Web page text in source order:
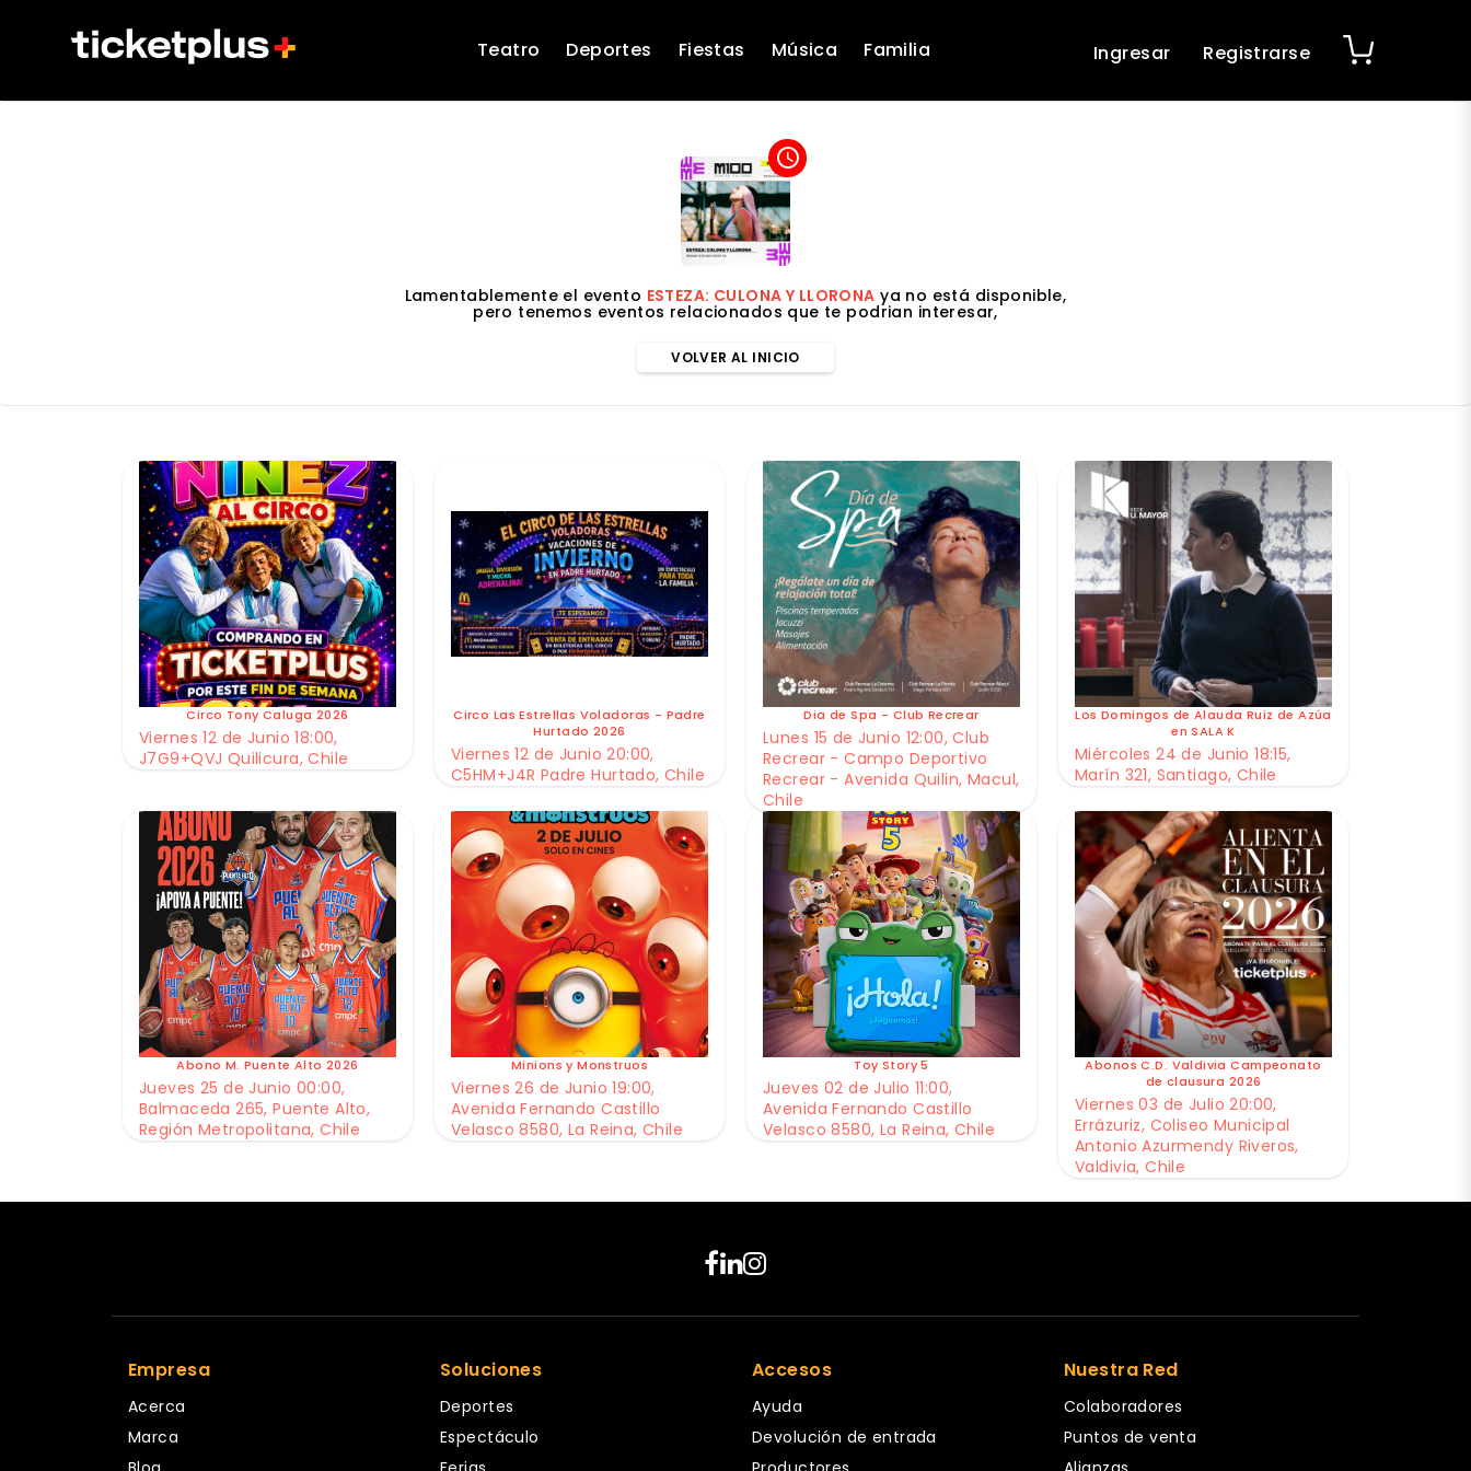
Teatro Deportes Fiestas Música Familia Ingresar Registrarse
access_time
Lamentablemente el evento ESTEZA: CULONA Y LLORONA ya no está disponible,
pero tenemos eventos relacionados que te podrian interesar,
VOLVER AL INICIO
Circo Tony Caluga 2026
Viernes 12 de Junio 18:00,
J7G9+QVJ Quilicura, Chile
Circo Las Estrellas Voladoras - Padre
Hurtado 2026
Viernes 12 de Junio 20:00,
C5HM+J4R Padre Hurtado, Chile
Dia de Spa - Club Recrear
Lunes 15 de Junio 12:00, Club
Recrear - Campo Deportivo
Recrear - Avenida Quilin, Macul,
Chile
Los Domingos de Alauda Ruiz de Azúa
en SALA K
Miércoles 24 de Junio 18:15,
Marín 321, Santiago, Chile
Abono M. Puente Alto 2026
Jueves 25 de Junio 00:00,
Balmaceda 265, Puente Alto,
Región Metropolitana, Chile
Minions y Monstruos
Viernes 26 de Junio 19:00,
Avenida Fernando Castillo
Velasco 8580, La Reina, Chile
Toy Story 5
Jueves 02 de Julio 11:00,
Avenida Fernando Castillo
Velasco 8580, La Reina, Chile
Abonos C.D. Valdivia Campeonato
de clausura 2026
Viernes 03 de Julio 20:00,
Errázuriz, Coliseo Municipal
Antonio Azurmendy Riveros,
Valdivia, Chile
Empresa
Acerca
Marca
Soluciones
Deportes
Espectáculo
Accesos
Ayuda
Devolución de entrada
Nuestra Red
Colaboradores
Puntos de venta